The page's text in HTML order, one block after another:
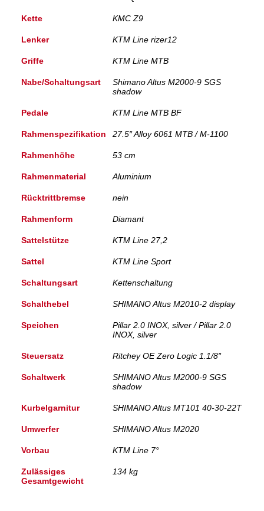
Kette KMC Z9
Lenker KTM Line rizer12
Griffe KTM Line MTB
Nabe/Schaltungsart
Shimano Altus M2000-9 SGS
shadow
Pedale KTM Line MTB BF
Rahmenspezifikation 27.5″ Alloy 6061 MTB / M-1100
Rahmenhöhe 53 cm
Rahmenmaterial Aluminium
Rücktrittbremse nein
Rahmenform Diamant
Sattelstütze KTM Line 27,2
Sattel KTM Line Sport
Schaltungsart Kettenschaltung
Schalthebel SHIMANO Altus M2010-2 display
Speichen
Pillar 2.0 INOX, silver / Pillar 2.0
INOX, silver
Steuersatz Ritchey OE Zero Logic 1.1/8″
Schaltwerk
SHIMANO Altus M2000-9 SGS
shadow
Kurbelgarnitur SHIMANO Altus MT101 40-30-22T
Umwerfer SHIMANO Altus M2020
Vorbau KTM Line 7°
Zulässiges
Gesamtgewicht
134 kg